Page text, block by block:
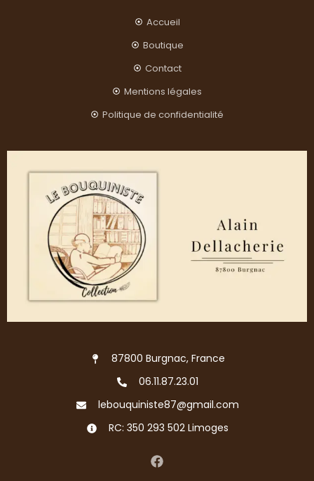
Accueil
Boutique
Contact
Mentions légales
Politique de confidentialité
87800 Burgnac, France
06.11.87.23.01
lebouquiniste87@gmail.com
RC: 350 293 502 Limoges